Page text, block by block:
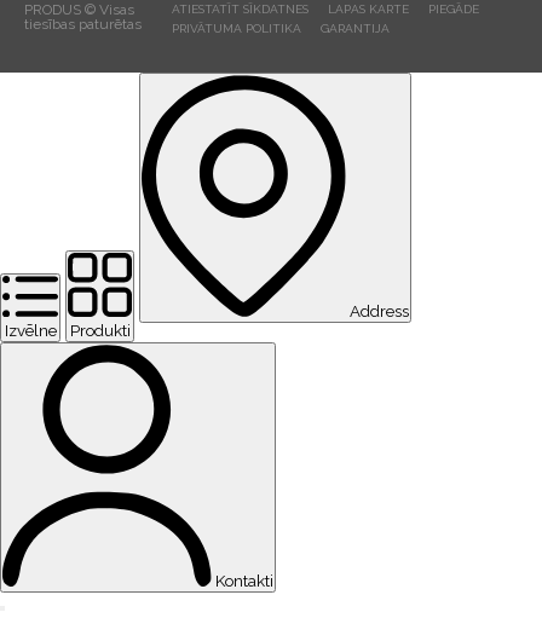
PRODUS © Visas
tiesības paturētas
ATIESTATĪT SĪKDATNES LAPAS KARTE
PIEGĀDE
PRIVĀTUMA POLITIKA
GARANTIJA
Izvēlne Produkti
Address
Kontakti